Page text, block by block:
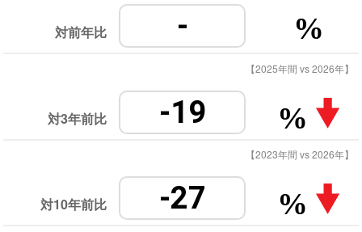
対前年比 - %
【2025年間 vs 2026年】
対3年前比 -19 %
【2023年間 vs 2026年】
対10年前比 -27 %